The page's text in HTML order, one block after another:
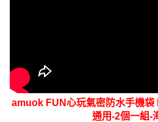
amuok FUN心玩氣密防水手機袋
通用-2個一組-